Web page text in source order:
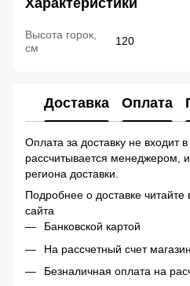
Характеристики
Высота горок,
см
120
Доставка Оплата
Оплата за доставку не входит
рассчитывается менеджером,
региона доставки.
Подробнее о доставке
сайта
Банковской картой
На рассчетный счет
Безналичная оплата на